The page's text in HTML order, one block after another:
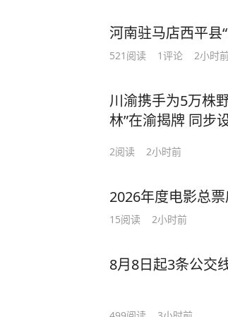
河南驻马店西平县
521 阅读 1评论 2小时
川渝携手为5万株
林”在渝揭牌 同步
2阅读 2小时前
2026年度电影总
15阅读 2小时前
8月8日起3条公交